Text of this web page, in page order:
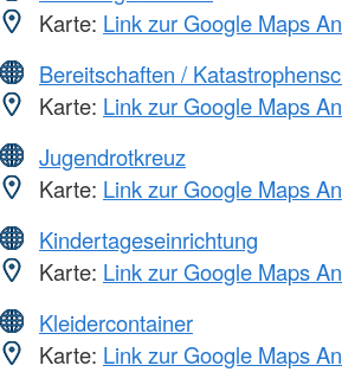
Karte: Link zur Google Maps
Bereitschaften /
Karte: Link zur Google Maps
Jugendrotkreuz
Karte: Link zur Google Maps
Kindertageseinrichtung
Karte: Link zur Google Maps
Kleidercontainer
Karte: Link zur Google Maps